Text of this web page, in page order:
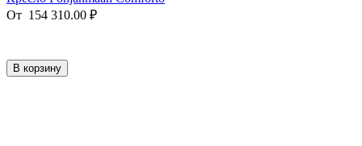
От 154 310.00 ₽
В корзину